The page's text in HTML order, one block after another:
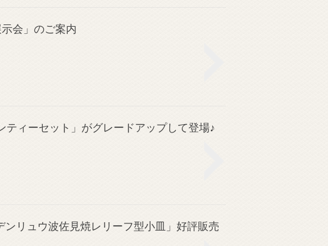
会」のご案内
ティーセット」がグレードアップして登場♪
ンリュウ波佐見焼レリーフ型小皿」好評販売